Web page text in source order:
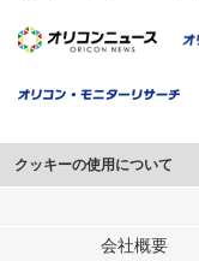
クッキーの使用について
このサイトでは Cookie を
行っています。会社概要